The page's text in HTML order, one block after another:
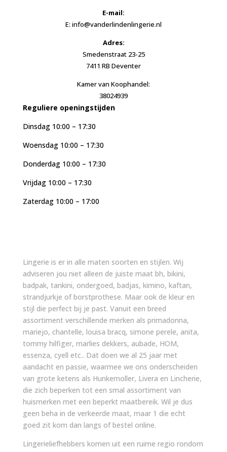
E-mail:
E: info@vanderlindenlingerie.nl
Adres:
Smedenstraat 23-25
7411 RB Deventer
Kamer van Koophandel:
38024939
Reguliere openingstijden
Dinsdag 10:00 – 17:30
Woensdag 10:00 – 17:30
Donderdag 10:00 – 17:30
Vrijdag 10:00 – 17:30
Zaterdag 10:00 – 17:00
Lingerie is er in alle maten soorten en stijlen. Wij
adviseren jou niet alleen de juiste maat bh, bikini,
badpak, tankini, ondergoed, badjas, kimino, kaftan,
strandjurkje of borstprothese. Maar ook de kleur en
stijl die perfect bij je past. Vanuit een breed
assortiment verschillende merken als primadonna,
mariejo, chantelle, louisa bracq, simone perele, anita,
tommy hilfiger, marlies dekkers, aubade, HOM,
essenza, cyell etc.. Dat doen we al 25 jaar met
aandacht en passie, waarmee we ons onderscheiden
van grote ketens als Hunkemoller, Livera en Lincherie,
die zich beperken tot een smal assortiment van
huismerken met een beperkt maatbereik. Wil je dus
geen beha in de verkeerde maat, maar 1 die echt
goed zit kom dan langs of bestel online.
Lingerieliefhebbers komen uit een ruime regio rondom